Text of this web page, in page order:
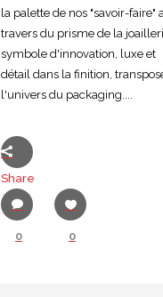
la palette de nos "savoir-faire"
travers du prisme de la
symbole d'innovation, luxe et
détail dans la finition,
l'univers du packaging....
Share
0 0